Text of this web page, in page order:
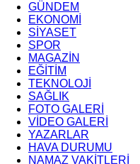
GÜNDEM
EKONOMİ
SİYASET
SPOR
MAGAZİN
EĞİTİM
TEKNOLOJİ
SAĞLIK
FOTO GALERİ
VİDEO GALERİ
YAZARLAR
HAVA DURUMU
NAMAZ VAKİTLERİ